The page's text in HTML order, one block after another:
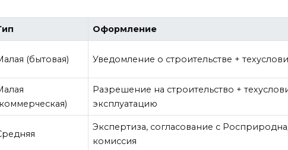
Оформление
(бытовая) Уведомление о строительстве +
Разрешение на строительство +
эксплуатацию
Экспертиза, согласование с
комиссия